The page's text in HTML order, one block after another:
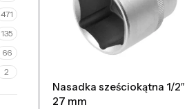
471
135
66
2
Nasadka sześciokątna 1/2″
27 mm